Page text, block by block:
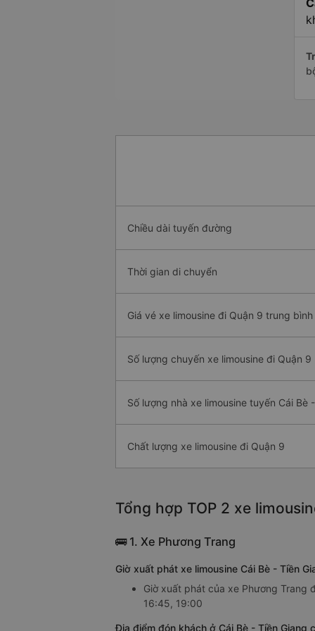
Chiều dài tuyến đường
Thời gian di chuyển
Giá vé xe limousine đi Quận 9 trung bình
Số lượng chuyến xe limousine đi Quận 9
Số lượng nhà xe limousine tuyến Cái Bè
Chất lượng xe limousine đi Quận 9
Tổng hợp TOP 2 xe
🚌 1. Xe Phương Trang
Giờ xuất phát xe limousine Cái Bè - Tiền
Giờ xuất phát của xe Phương Trang
16:45, 19:00
Địa điểm đón khách ở Cái Bè - Tiền Giang